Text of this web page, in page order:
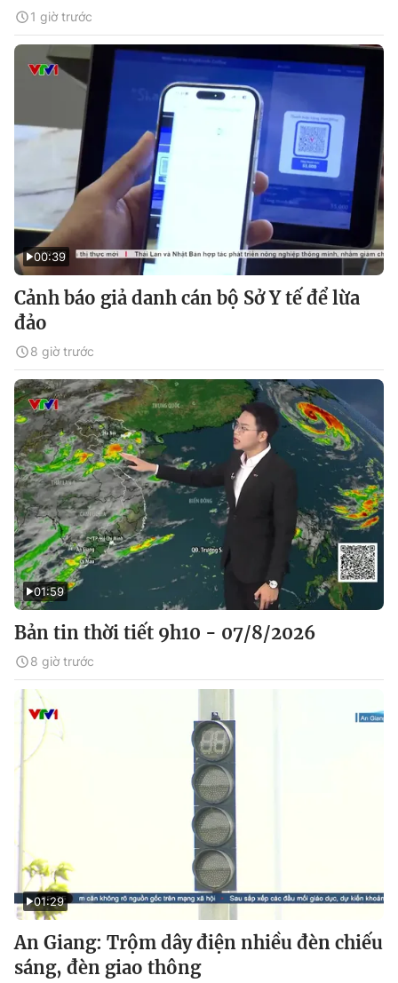
1 giờ trước
00:39
Cảnh báo giả danh cán bộ Sở Y tế để lừa
đảo
8 giờ trước
01:59
Bản tin thời tiết 9h10 - 07/8/2026
8 giờ trước
01:29
An Giang: Trộm dây điện nhiều đèn chiếu
sáng, đèn giao thông